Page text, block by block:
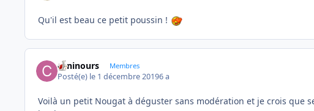
Qu'il est beau ce petit poussin !
caninours Membres
Posté(e) le 1 décembre 20196 a
Voilà un petit Nougat à déguster sans modération et je crois que